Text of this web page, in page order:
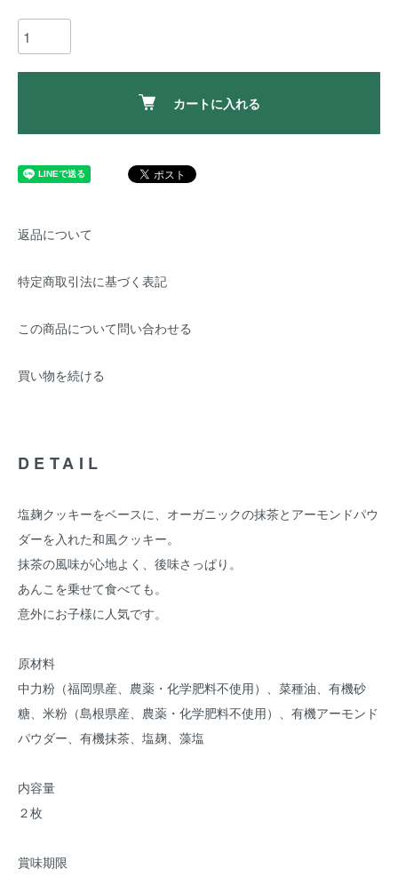
カートに入れる
返品について
特定商取引法に基づく表記
この商品について問い合わせる
買い物を続ける
DETAIL
塩麹クッキーをベースに、オーガニックの抹茶とアーモンドパウ
ダーを入れた和風クッキー。
抹茶の風味が心地よく、後味さっぱり。
あんこを乗せて食べても。
意外にお子様に人気です。
原材料
中力粉（福岡県産、農薬・化学肥料不使用）、菜種油、有機砂
糖、米粉（島根県産、農薬・化学肥料不使用）、有機アーモンド
パウダー、有機抹茶、塩麹、藻塩
内容量
２枚
賞味期限